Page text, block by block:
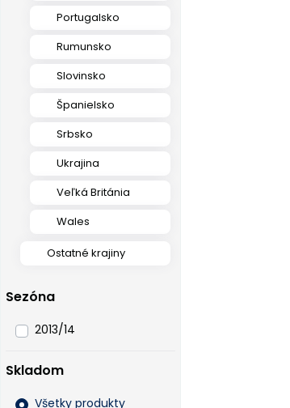
Portugalsko
Rumunsko
Slovinsko
Španielsko
Srbsko
Ukrajina
Veľká Británia
Wales
Ostatné krajiny
Sezóna
2013/14
Skladom
Všetky produkty